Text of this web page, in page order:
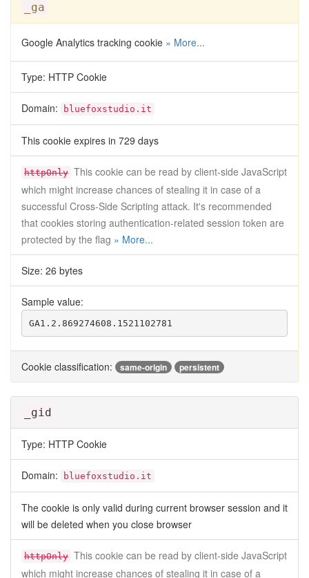
_ga
Google Analytics tracking cookie » More...
Type: HTTP Cookie
Domain: bluefoxstudio.it
This cookie expires in 729 days
httpOnly This cookie can be read by client-side JavaScript
which might increase chances of stealing it in case of a
successful Cross-Side Scripting attack. It's recommended
that cookies storing authentication-related session token are
protected by the flag » More...
Size: 26 bytes
Sample value:
GA1.2.869274608.1521102781
Cookie classification: same-origin persistent
_gid
Type: HTTP Cookie
Domain: bluefoxstudio.it
The cookie is only valid during current browser session and it
will be deleted when you close browser
httpOnly This cookie can be read by client-side JavaScript
which might increase chances of stealing it in case of a